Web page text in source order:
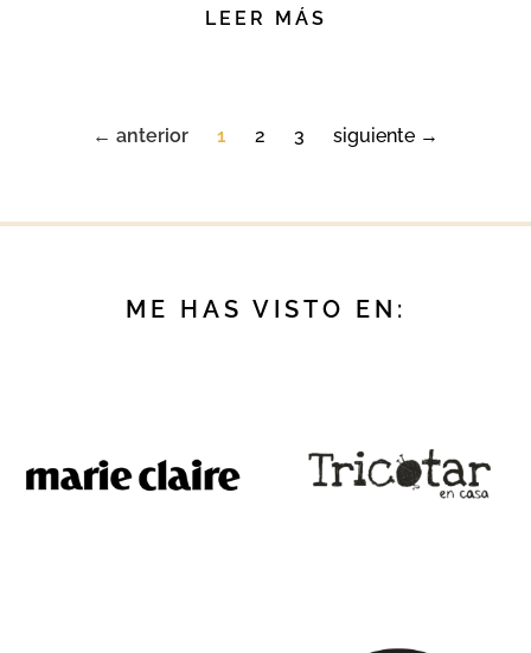
LEER MÁS
← anterior 1 2 3 siguiente →
ME HAS VISTO EN: